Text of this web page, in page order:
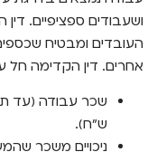
ושעבודים ספציפיים.
העובדים ומבטיח שכספים
אחרים. דין הקדימה חל
ש"ח).
ניכויים משכר